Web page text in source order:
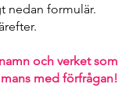
nedan formulär.
och verket som
med förfrågan!